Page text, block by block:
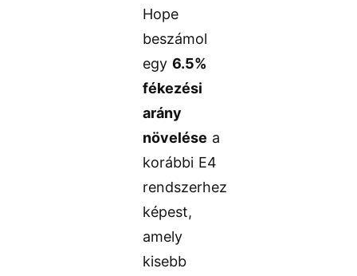
Hope
beszámol
egy6.5%
fékezési
arány
növelése a
korábbi E4
rendszerhez
képest,
amely
kisebb